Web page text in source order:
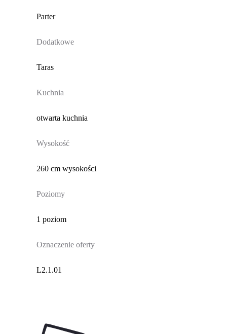
Parter
Dodatkowe
Taras
Kuchnia
otwarta kuchnia
Wysokość
260 cm wysokości
Poziomy
1 poziom
Oznaczenie oferty
L2.1.01